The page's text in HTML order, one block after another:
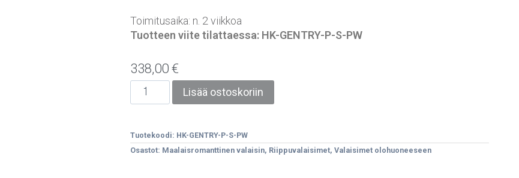
Toimitusaika: n. 2 viikkoa
Tuotteen viite tilattaessa: HK-GENTRY-P-S-PW
338,00€
Lisää ostoskoriin
Tuotekoodi: HK-GENTRY-P-S-PW
Osastot: Maalaisromanttinen valaisin, Riippuvalaisimet,Valaisimet olohuoneeseen